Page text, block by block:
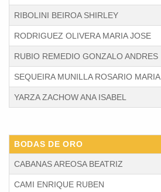
RIBOLINI BEIROA SHIRLEY
RODRIGUEZ OLIVERA MARIA JOSE
RUBIO REMEDIO GONZALO ANDRES
SEQUEIRA MUNILLA ROSARIO MARIA
YARZA ZACHOW ANA ISABEL
BODAS DE ORO
CABANAS AREOSA BEATRIZ
CAMI ENRIQUE RUBEN